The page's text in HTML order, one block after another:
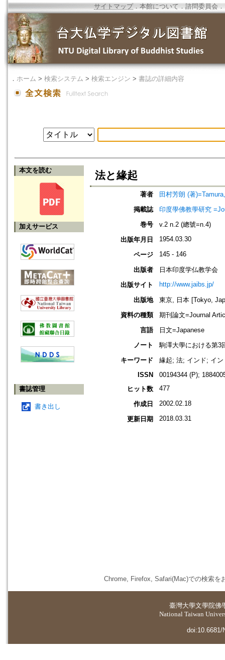
サイトマップ．本館について ． 諮問委員会 ．
． ホーム > 検索システム > 検索エンジン > 書誌の詳細内容
本文を読む
加えサービス
書誌管理
書き出し
法と緣起
著者
田村芳朗 (著
掲載誌
印度學佛教學研究
巻号
v.2 n.2 (總號=n.4)
出版年月日
1954.03.30
ページ 145 - 146
出版者
日本印度学仏教学会
出版サイト
http://www.jaibs.jp/
出版地
東京, 日本 [Tokyo,
資料の種類
期刊論文=Journal
言語
日文=Japanese
ノート
駒澤大學における第3
キーワード
緣起; 法; インド; イン
ISSN
00194344 (P);
ヒット数
477
作成日 2002.02.18
更新日期 2018.03.31
Chrome, Firefox, Safari(Mac)での検索を
臺灣大學文學院佛
National Taiwan
doi:10.6681/